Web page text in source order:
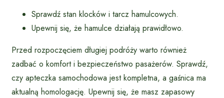
Sprawdź stan klocków i tarcz hamulcowych.
Upewnij się, że hamulce działają prawidłowo.
Przed rozpoczęciem długiej podróży warto również
zadbać o komfort i bezpieczeństwo pasażerów. Sprawdź,
czy apteczka samochodowa jest kompletna, a gaśnica ma
aktualną homologację. Upewnij się, że masz zapasowy